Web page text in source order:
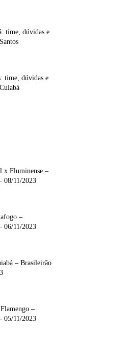
time, dúvidas e
time, dúvidas e
x Fluminense –
08/11/2023
–
06/11/2023
– Brasileirão
–
05/11/2023